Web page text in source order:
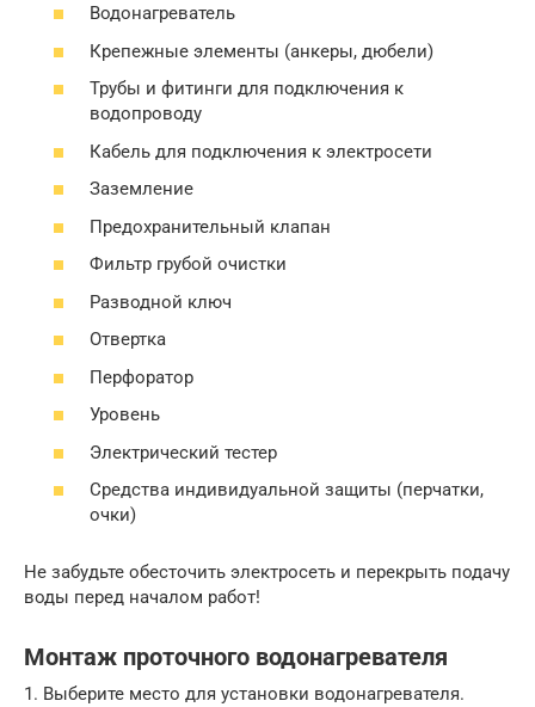
Водонагреватель
Крепежные элементы (анкеры, дюбели)
Трубы и фитинги для подключения к
водопроводу
Кабель для подключения к электросети
Заземление
Предохранительный клапан
Фильтр грубой очистки
Разводной ключ
Отвертка
Перфоратор
Уровень
Электрический тестер
Средства индивидуальной защиты (перчатки,
очки)
Не забудьте обесточить электросеть и перекрыть подачу
воды перед началом работ!
Монтаж проточного водонагревателя
1. Выберите место для установки водонагревателя.